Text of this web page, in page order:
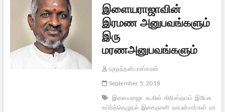
இளையராஜாவின்
இரமண அனுபவங்களும்
இரு
மரணஅனுபவங்களும்
ரகுநந்தன் பாஸ்கரன்
September 5, 2018
இளையராஜா கூகிள் கிறிஸ்தவம் இயேசு
உயிர்த்தெழுதல் இசைஞானி நாயன்மார்கள்